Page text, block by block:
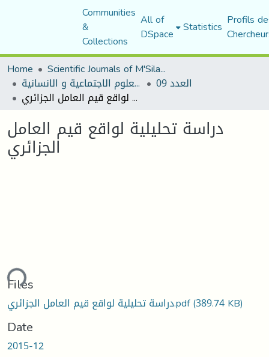
Communities
&
Collections
All of
DSpace Statistics Profils
Home
Scientific Journals of M'Sila University
مجلة العلوم الاجتماعية و الانسانية العدد 09
دراسة تحليلية لواقع قيم العامل الجزائري
دراسة تحليلية لواقع قيم العامل
الجزائري
Files
دراسة تحليلية لواقع قيم العامل الجزائري.pdf(389.74 KB)
Date
2015-12